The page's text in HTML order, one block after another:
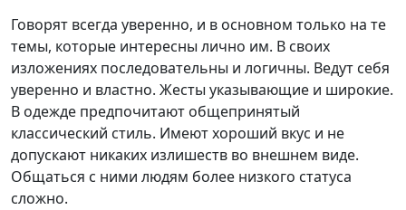
Говорят всегда уверенно, и в основном только на те
темы, которые интересны лично им. В своих
изложениях последовательны и логичны. Ведут себя
уверенно и властно. Жесты указывающие и широкие.
В одежде предпочитают общепринятый
классический стиль. Имеют хороший вкус и не
допускают никаких излишеств во внешнем виде.
Общаться с ними людям более низкого статуса
сложно.